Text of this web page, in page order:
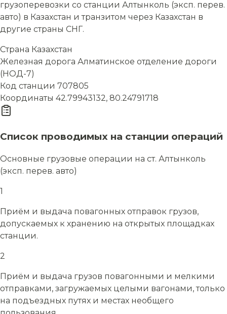
грузоперевозки со станции Алтынколь (эксп. перев.
авто) в Казахстан и транзитом через Казахстан в
другие страны СНГ.
Страна Казахстан
Железная дорога Алматинское отделение дороги
(НОД-7)
Код станции 707805
Координаты 42.79943132, 80.24791718
Список проводимых на станции операций
Основные грузовые операции на ст. Алтынколь
(эксп. перев. авто)
1
Приём и выдача повагонных отправок грузов,
допускаемых к хранению на открытых площадках
станции.
2
Приём и выдача грузов повагонными и мелкими
отправками, загружаемых целыми вагонами, только
на подъездных путях и местах необщего